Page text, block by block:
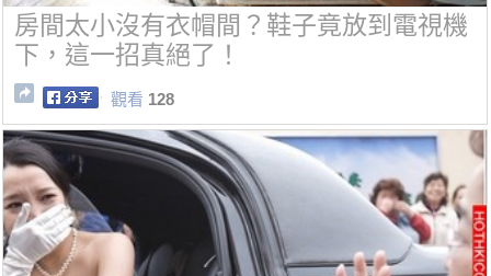
房間太小沒有衣帽間？鞋子竟放到電視機
下，這一招真絕了！
觀看 128